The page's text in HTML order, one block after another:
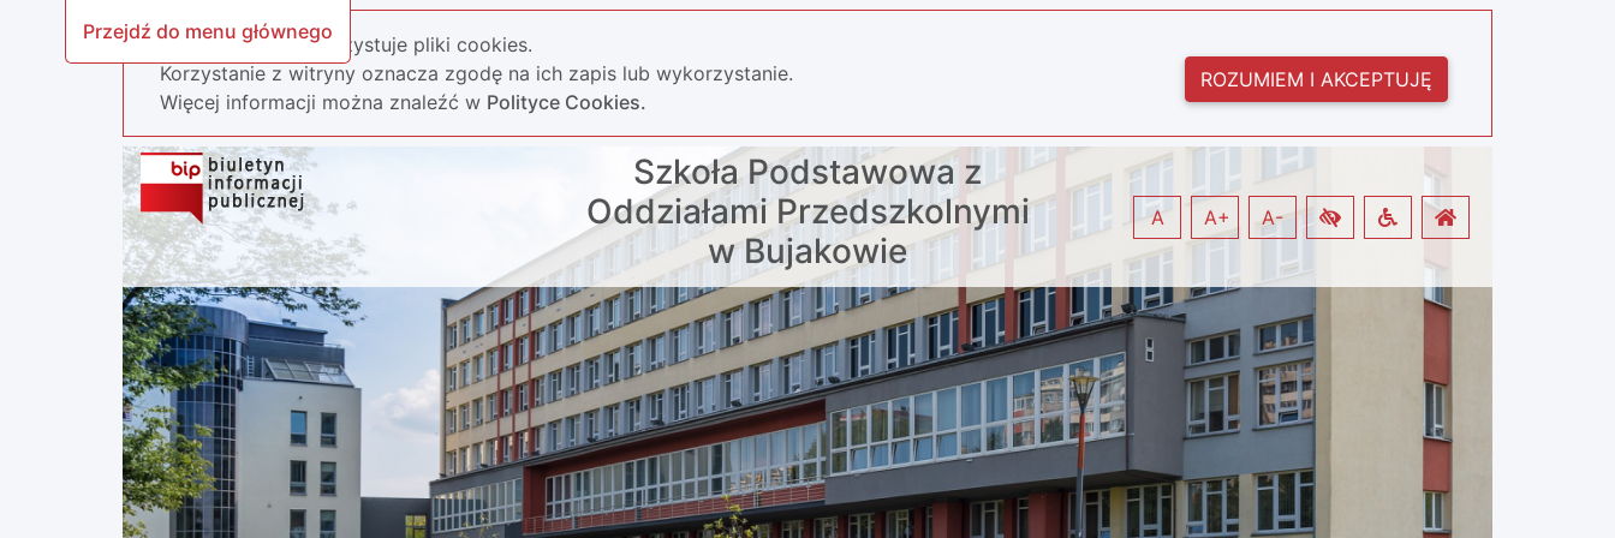
Przejdź do menu głównego
Nasza strona wykorzystuje pliki cookies.
Korzystanie z witryny oznacza zgodę na ich zapis lub wykorzystanie.
Więcej informacji można znaleźć w Polityce Cookies.
ROZUMIEM I AKCEPTUJĘ
Szkoła Podstawowa z
Oddziałami Przedszkolnymi
w Bujakowie
A A+ A-